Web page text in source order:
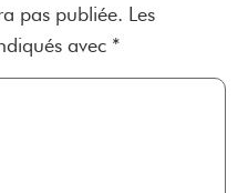
pas publiée. Les
avec *